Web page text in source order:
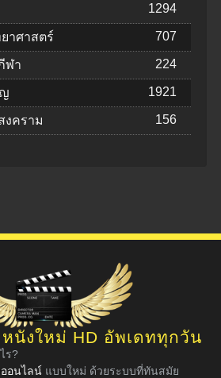
1294
าศาสตร์ 707
ฬา 224
1921
งคราม 156
นังใหม่ HD อัพเดททุกวัน
ร?
อนไลน์ แบบใหม่ ด้วยระบบที่ทันสมัย